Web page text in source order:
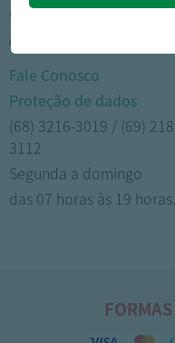
CENTRAL DE
ATENDIMENTO
Fale Conosco
Proteção de dados
(68) 3216-3019 / (69)
3112
Segunda a domingo
das 07 horas às 19 horas.